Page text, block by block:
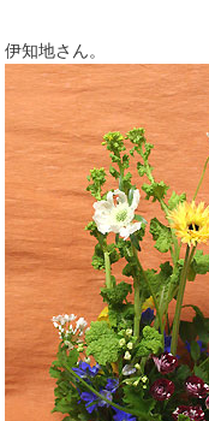
伊知地さん。